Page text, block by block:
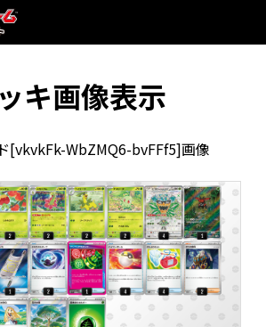
キ画像表示
[vkvkFk-WbZMQ6-bvFFf5]画像